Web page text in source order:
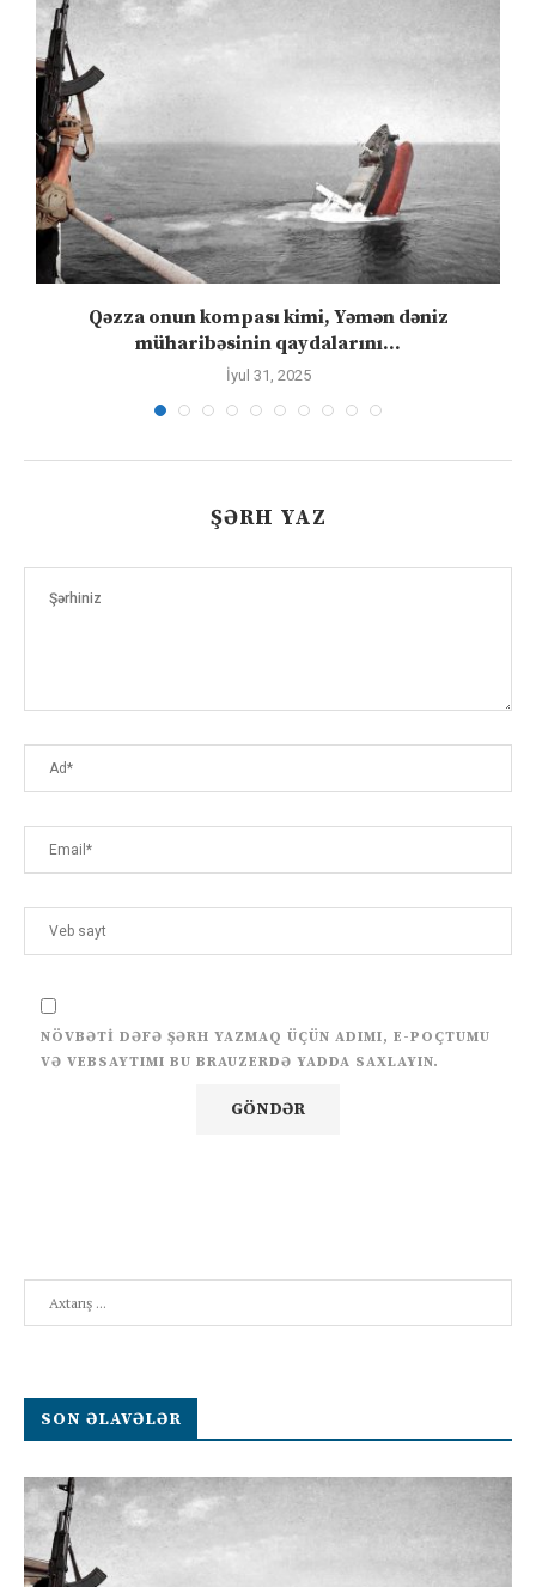
Qəzza onun kompası kimi, Yəmən dəniz
müharibəsinin qaydalarını...
İyul 31, 2025
ŞƏRH YAZ
NÖVBƏTI DƏFƏ ŞƏRH YAZMAQ ÜÇÜN ADIMI, E-POÇTUMU
VƏ VEBSAYTIMI BU BRAUZERDƏ YADDA SAXLAYIN.
SON ƏLAVƏLƏR